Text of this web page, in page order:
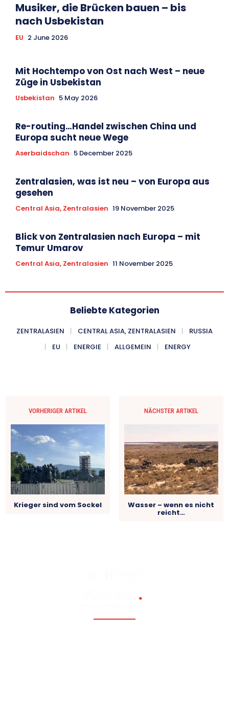
Musiker, die Brücken bauen – bis
nach Usbekistan
EU 2 June 2026
Mit Hochtempo von Ost nach West – neue
Züge in Usbekistan
Usbekistan 5 May 2026
Re-routing…Handel zwischen China und
Europa sucht neue Wege
Aserbaidschan 5 December 2025
Zentralasien, was ist neu – von Europa aus
gesehen
Central Asia, Zentralasien 19 November 2025
Blick von Zentralasien nach Europa – mit
Temur Umarov
Central Asia, Zentralasien 11 November 2025
Beliebte Kategorien
ZENTRALASIEN CENTRAL ASIA, ZENTRALASIEN
RUSSIA
EU
ENERGIE ALLGEMEIN ENERGY
VORHERIGER ARTIKEL
Krieger sind vom Sockel
NÄCHSTER ARTIKEL
Wasser – wenn es nicht
reicht…